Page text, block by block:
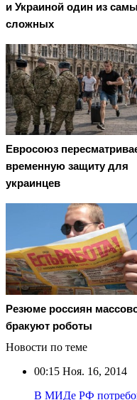
и Украиной один из
сложных
Евросоюз
временную защиту для
украинцев
Резюме россиян
бракуют роботы
Новости по теме
00:15 Ноя. 16, 2014
В МИДе РФ